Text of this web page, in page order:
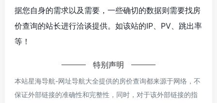
据您自身的需求以及需要，一些确切的数据则需要找房
价查询的站长进行洽谈提供。如该站的IP、PV、跳出率
等！
特别声明
本站星海导航-网址导航大全提供的房价查询都来源于网络，不
保证外部链接的准确性和完整性，同时，对于该外部链接的指